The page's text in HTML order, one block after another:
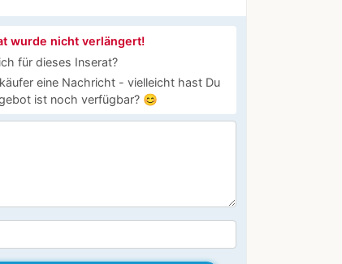
wurde nicht verlängert!
für dieses Inserat?
eine Nachricht - vielleicht hast Du
ist noch verfügbar? 😊